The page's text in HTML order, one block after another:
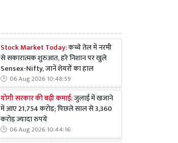
Stock Market Today:कच्चे तेल में नरमी
से सकारात्मक शुरुआत, हरे निशान पर खुले
Sensex-Nifty, जानें शेयरों का हाल
06 Aug 2026 10:48:59
योगी सरकार की बढ़ी कमाई:जुलाई में खजाने
में आए 21,754 करोड़; पिछले साल से 3,360
करोड़ ज्यादा रुपये
06 Aug 2026 10:44:16